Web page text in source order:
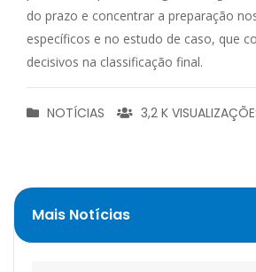
do prazo e concentrar a preparação
específicos e no estudo de caso, que
decisivos na classificação final.
NOTÍCIAS 3,2 K
Mais Notícias